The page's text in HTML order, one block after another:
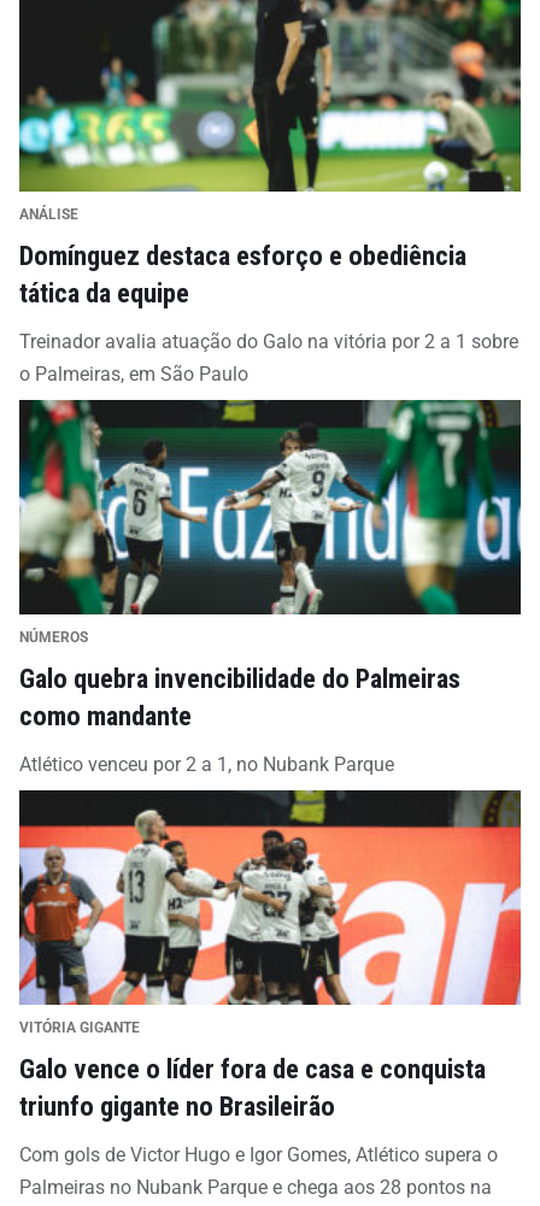
ANÁLISE
Domínguez destaca esforço e obediência
tática da equipe
Treinador avalia atuação do Galo na vitória por 2 a 1 sobre
o Palmeiras, em São Paulo
NÚMEROS
Galo quebra invencibilidade do Palmeiras
como mandante
Atlético venceu por 2 a 1, no Nubank Parque
VITÓRIA GIGANTE
Galo vence o líder fora de casa e conquista
triunfo gigante no Brasileirão
Com gols de Victor Hugo e Igor Gomes, Atlético supera o
Palmeiras no Nubank Parque e chega aos 28 pontos na